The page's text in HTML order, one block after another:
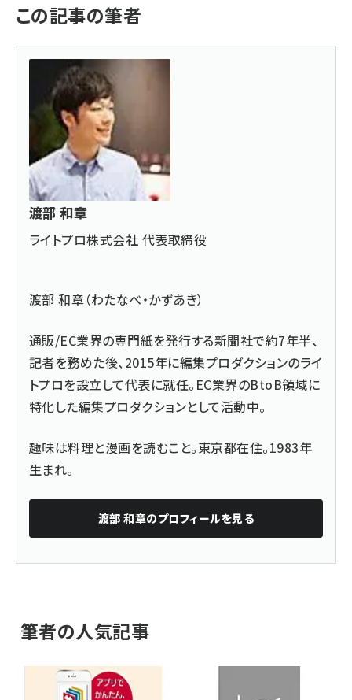
この記事の筆者
渡部 和章
ライトプロ株式会社 代表取締役
渡部 和章（わたなべ・かずあき）
通販/EC業界の専門紙を発行する新聞社で約7年半、
記者を務めた後、2015年に編集プロダクションのライ
トプロを設立して代表に就任。EC業界のBtoB領域に
特化した編集プロダクションとして活動中。
趣味は料理と漫画を読むこと。東京都在住。1983年
生まれ。
渡部 和章のプロフィールを見る
筆者の人気記事